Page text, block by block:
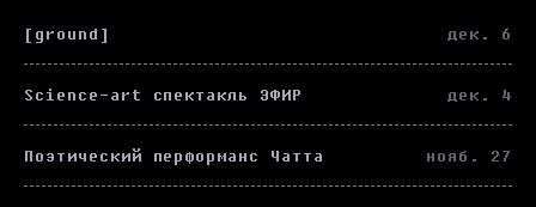
[ground] дек. 6
Science-art спектакль ЭФИР дек. 4
Поэтический перформанс Чатта нояб. 27